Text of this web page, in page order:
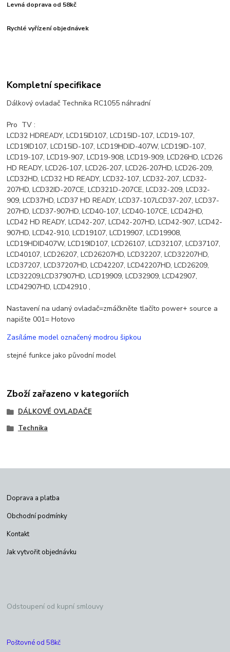
Levná doprava od 58kč
Rychlé vyřízení objednávek
Kompletní specifikace
Dálkový ovladač Technika RC1055 náhradní
Pro TV :
LCD32 HDREADY, LCD15ID107, LCD15ID-107, LCD19-107,
LCD19ID107, LCD15ID-107, LCD19HDID-407W, LCD19ID-107,
LCD19-107, LCD19-907, LCD19-908, LCD19-909, LCD26HD, LCD26
HD READY, LCD26-107, LCD26-207, LCD26-207HD, LCD26-209,
LCD32HD, LCD32 HD READY, LCD32-107, LCD32-207, LCD32-
207HD, LCD32ID-207CE, LCD321D-207CE, LCD32-209, LCD32-
909, LCD37HD, LCD37 HD READY, LCD37-107LCD37-207, LCD37-
207HD, LCD37-907HD, LCD40-107, LCD40-107CE, LCD42HD,
LCD42 HD READY, LCD42-207, LCD42-207HD, LCD42-907, LCD42-
907HD, LCD42-910, LCD19107, LCD19907, LCD19908,
LCD19HDID407W, LCD19ID107, LCD26107, LCD32107, LCD37107,
LCD40107, LCD26207, LCD26207HD, LCD32207, LCD32207HD,
LCD37207, LCD37207HD, LCD42207, LCD42207HD, LCD26209,
LCD32209,LCD37907HD, LCD19909, LCD32909, LCD42907,
LCD42907HD, LCD42910 ,
Nastavení na udaný ovladač=zmáčkněte tlačíto power+ source a
napište 001= Hotovo
Zasíláme model označený modrou šipkou
stejné funkce jako původní model
Zboží zařazeno v kategoriích
DÁLKOVÉ OVLADAČE
Technika
Doprava a platba
Obchodní podmínky
Kontakt
Jak vytvořit objednávku
Odstoupení od kupní smlouvy
Poštovné od 58kč